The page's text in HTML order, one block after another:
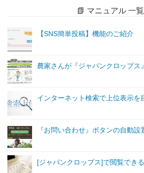
📗 マニュアル 一覧
【SNS簡単投稿】機能のご紹介
農家さんが『ジャパンクロップス
インターネット検索で上位表示を
『お問い合わせ』ボタンの自動設
[ジャパンクロップス]で閲覧でき